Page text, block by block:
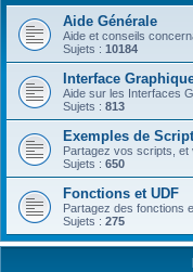
Aide Générale
Aide et conseils
Sujets : 10184
Interface
Aide sur les Interfaces
Sujets : 813
Exemples de
Partagez vos scripts, et
Sujets : 650
Fonctions et UDF
Partagez des fonctions
Sujets : 275